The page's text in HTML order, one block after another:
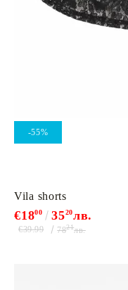
-55%
Vila shorts
€1800 3520лв.
€39.99 7821лв.